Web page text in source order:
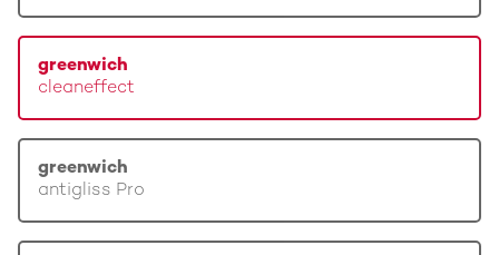
greenwich
cleaneffect
greenwich
antigliss Pro